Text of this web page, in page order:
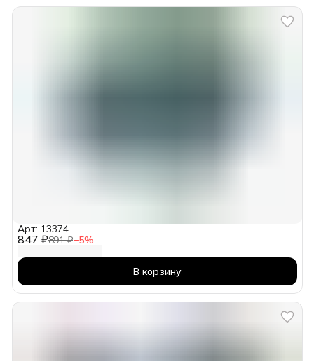
847 ₽891 ₽−5%
Арт: 13374
В корзину